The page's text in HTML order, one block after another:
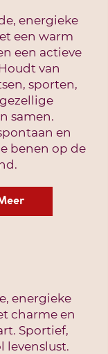
energieke
een warm
een actieve
van
sporten,
samen.
en
benen op de
energieke
charme en
Sportief,
levenslust.